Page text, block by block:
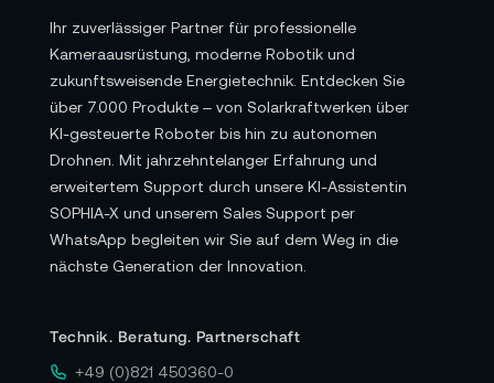
Ihr zuverlässiger Partner für professionelle
Kameraausrüstung, moderne Robotik und
zukunftsweisende Energietechnik. Entdecken Sie
über 7.000 Produkte – von Solarkraftwerken über
KI-gesteuerte Roboter bis hin zu autonomen
Drohnen. Mit jahrzehntelanger Erfahrung und
erweitertem Support durch unsere KI-Assistentin
SOPHIA-X und unserem Sales Support per
WhatsApp begleiten wir Sie auf dem Weg in die
nächste Generation der Innovation.
Technik. Beratung. Partnerschaft
+49 (0)821 450360-0